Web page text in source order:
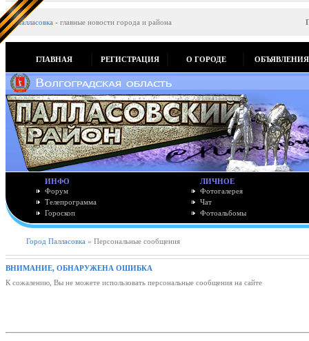
Палласовка - главные новости города и района
ГЛАВНАЯ РЕГИСТРАЦИЯ О ГОРОДЕ ОБЪЯВЛЕНИЯ
ИНФО
Форум
Телепрограмма
Гороскоп
ЛИЧНОЕ
Фотогалерея
Чат
Фотоальбомы
Город Палласовка » Персональные сообщения
ВНИМАНИЕ, ОБНАРУЖЕНА ОШИБКА
К сожалению, Вы не можете использовать персональные сообщения на сайте